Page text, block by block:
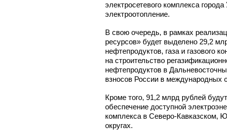
электросетевого комплекса города
электроотопление.
В свою очередь, в рамках
ресурсов» будет выделено 29,2
нефтепродуктов, газа и газового
на строительство
нефтепродуктов в
взносов России в международных
Кроме того, 91,2 млрд рублей
обеспечение доступной
комплекса в Северо-Кавказском,
округах.